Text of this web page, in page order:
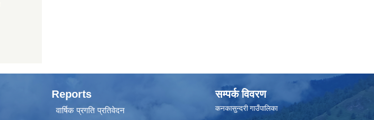
Reports
वार्षिक प्रगति प्रतिवेदन
सम्पर्क विवरण
कनकासुन्दरी गाउँपालिका